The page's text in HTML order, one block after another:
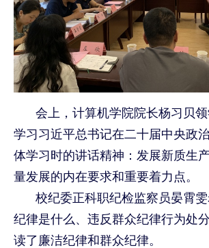
会上，计算机学院院长杨习贝领
学习 习近平总书记在二十届中央政
体学习时的讲话精神：发展新质生
量发展的内在要求和重要着力点。
校纪委正科职纪检监察员晏霄
纪律是什么、违反群众纪律行为处
读了廉洁纪律和群众纪律。